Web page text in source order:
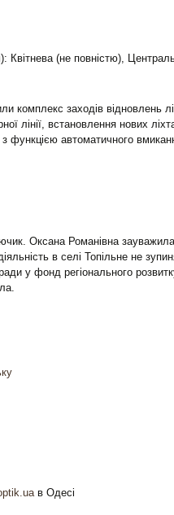
Квітнева (не повністю),
комплекс заходів відновлень
лінії, встановлення нових
функцією автоматичного
Оксана Романівна
в селі Топільне не
у фонд регіонального
в Одесі